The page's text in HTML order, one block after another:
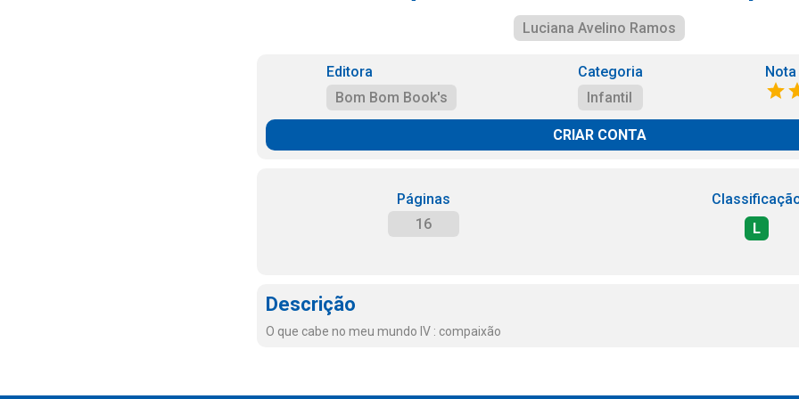
Luciana Avelino Ramos
Editora
Bom Bom Book's
Categoria
Infantil
Nota
CRIAR CONTA
Páginas
16
L
Descrição
O que cabe no meu mundo IV : compaixão